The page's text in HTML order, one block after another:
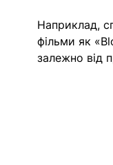
Наприклад,
фільми як
залежно від